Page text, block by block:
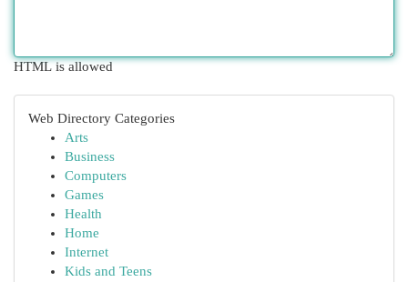
HTML is allowed
Web Directory Categories
Arts
Business
Computers
Games
Health
Home
Internet
Kids and Teens